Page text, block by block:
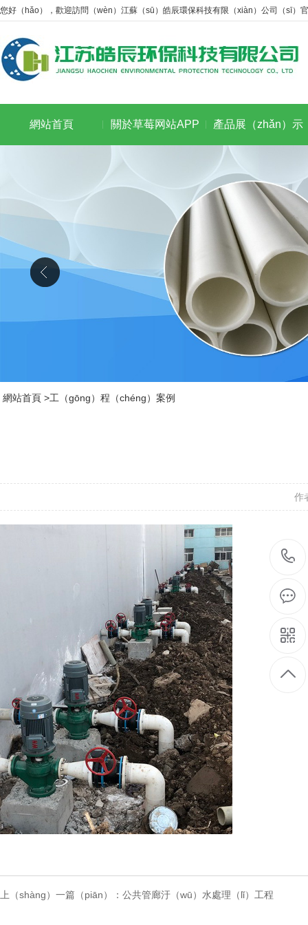
您好（hǎo），歡迎訪問（wèn）江蘇（sū）皓辰環保科技有限（xiàn）公司（sī）
網站首頁 關於草莓网站APP 產品展（zhǎn）示
網站首頁 >工（gōng）程（chéng）案例
作
上（shàng）一篇（piān）： 公共管廊汙（wū）水處理（lǐ）工程